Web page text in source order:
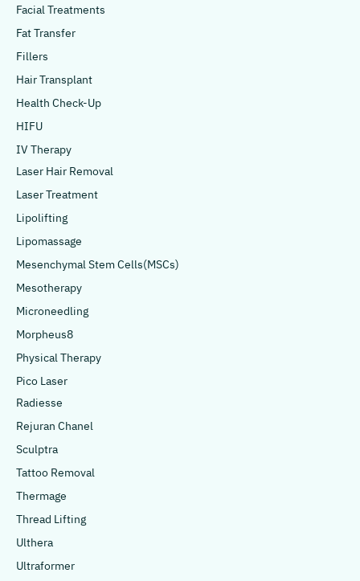
Facial Treatments
Fat Transfer
Fillers
Hair Transplant
Health Check-Up
HIFU
IV Therapy
Laser Hair Removal
Laser Treatment
Lipolifting
Lipomassage
Mesenchymal Stem Cells(MSCs)
Mesotherapy
Microneedling
Morpheus8
Physical Therapy
Pico Laser
Radiesse
Rejuran Chanel
Sculptra
Tattoo Removal
Thermage
Thread Lifting
Ulthera
Ultraformer